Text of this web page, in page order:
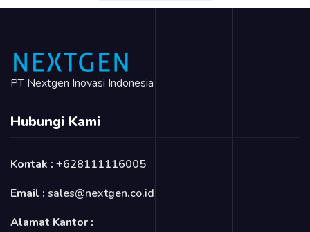
PT Nextgen Inovasi Indonesia
Hubungi Kami
Kontak : +628111116005
Email : sales@nextgen.co.id
Alamat Kantor :